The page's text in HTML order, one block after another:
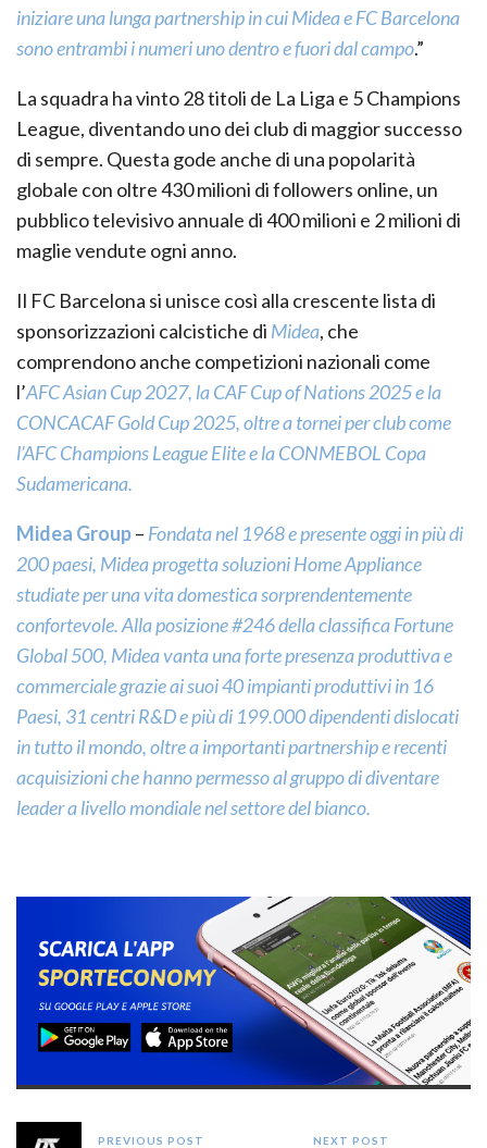
iniziare una lunga partnership in cui Midea e FC Barcelona
sono entrambi i numeri uno dentro e fuori dal campo.”
La squadra ha vinto 28 titoli de La Liga e 5 Champions
League, diventando uno dei club di maggior successo
di sempre. Questa gode anche di una popolarità
globale con oltre 430 milioni di followers online, un
pubblico televisivo annuale di 400 milioni e 2 milioni di
maglie vendute ogni anno.
Il FC Barcelona si unisce così alla crescente lista di
sponsorizzazioni calcistiche di Midea, che
comprendono anche competizioni nazionali come
l’AFC Asian Cup 2027, la CAF Cup of Nations 2025 e la
CONCACAF Gold Cup 2025, oltre a tornei per club come
l’AFC Champions League Elite e la CONMEBOL Copa
Sudamericana.
Midea Group– Fondata nel 1968 e presente oggi in più di
200 paesi, Midea progetta soluzioni Home Appliance
studiate per una vita domestica sorprendentemente
confortevole. Alla posizione #246 della classifica Fortune
Global 500, Midea vanta una forte presenza produttiva e
commerciale grazie ai suoi 40 impianti produttivi in 16
Paesi, 31 centri R&D e più di 199.000 dipendenti dislocati
in tutto il mondo, oltre a importanti partnership e recenti
acquisizioni che hanno permesso al gruppo di diventare
leader a livello mondiale nel settore del bianco.
PREVIOUS POST NEXT POST